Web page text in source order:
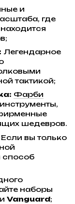
и
где
Легендарное
тактикой;
Фарби
шедевров.
Если вы только
способ
наборы
Vanguard;